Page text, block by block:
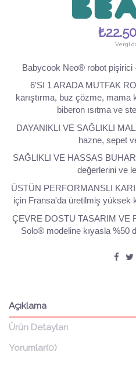
Vergi
Babycook Neo® robot pişirici
6'SI 1 ARADA MUTFAK
karıştırma, buz çözme, mama
biberon ısıtma ve
DAYANIKLI VE SAĞLIKLI
hazne, sepet
SAĞLIKLI VE HASSAS
değerlerini ve
ÜSTÜN PERFORMANSLI
için Fransa'da üretilmiş yüksek
ÇEVRE DOSTU TASARIM VE
Solo® modeline kıyasla %50
Açıklama
Ürün Detayları
Yorumlar(0)